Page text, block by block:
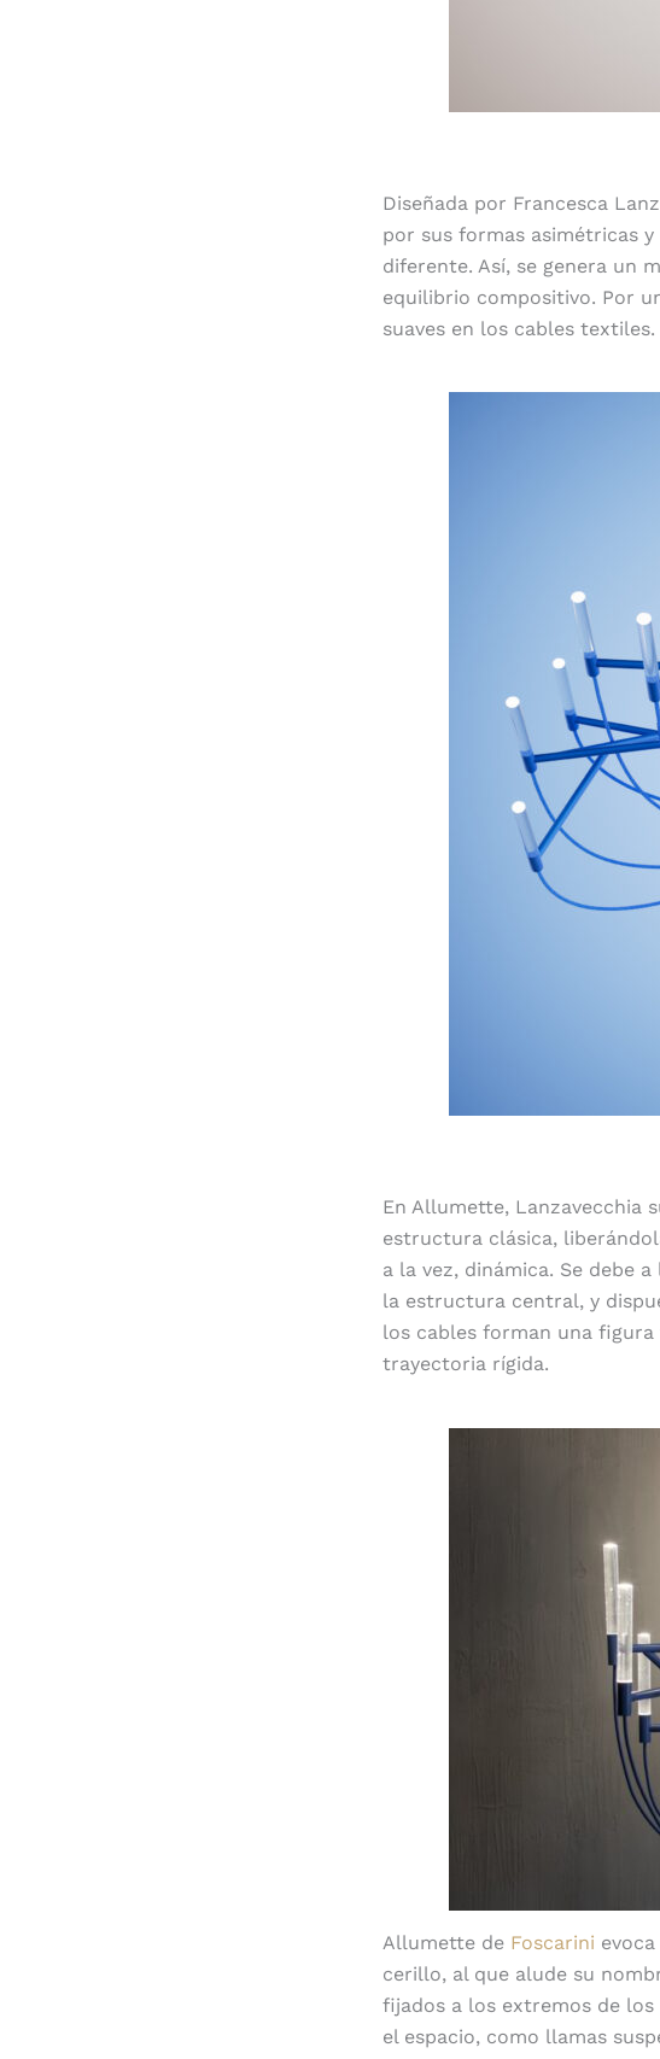
Diseñada por Francesca
por sus formas asimétricas
diferente. Así, se genera un
equilibrio compositivo. Por
suaves en los cables textiles.
En Allumette, Lanzavecchia
estructura clásica,
a la vez, dinámica. Se debe
la estructura central, y
los cables forman una
trayectoria rígida.
Allumette de Foscarini
cerillo, al que alude su
fijados a los extremos de
el espacio, como llamas